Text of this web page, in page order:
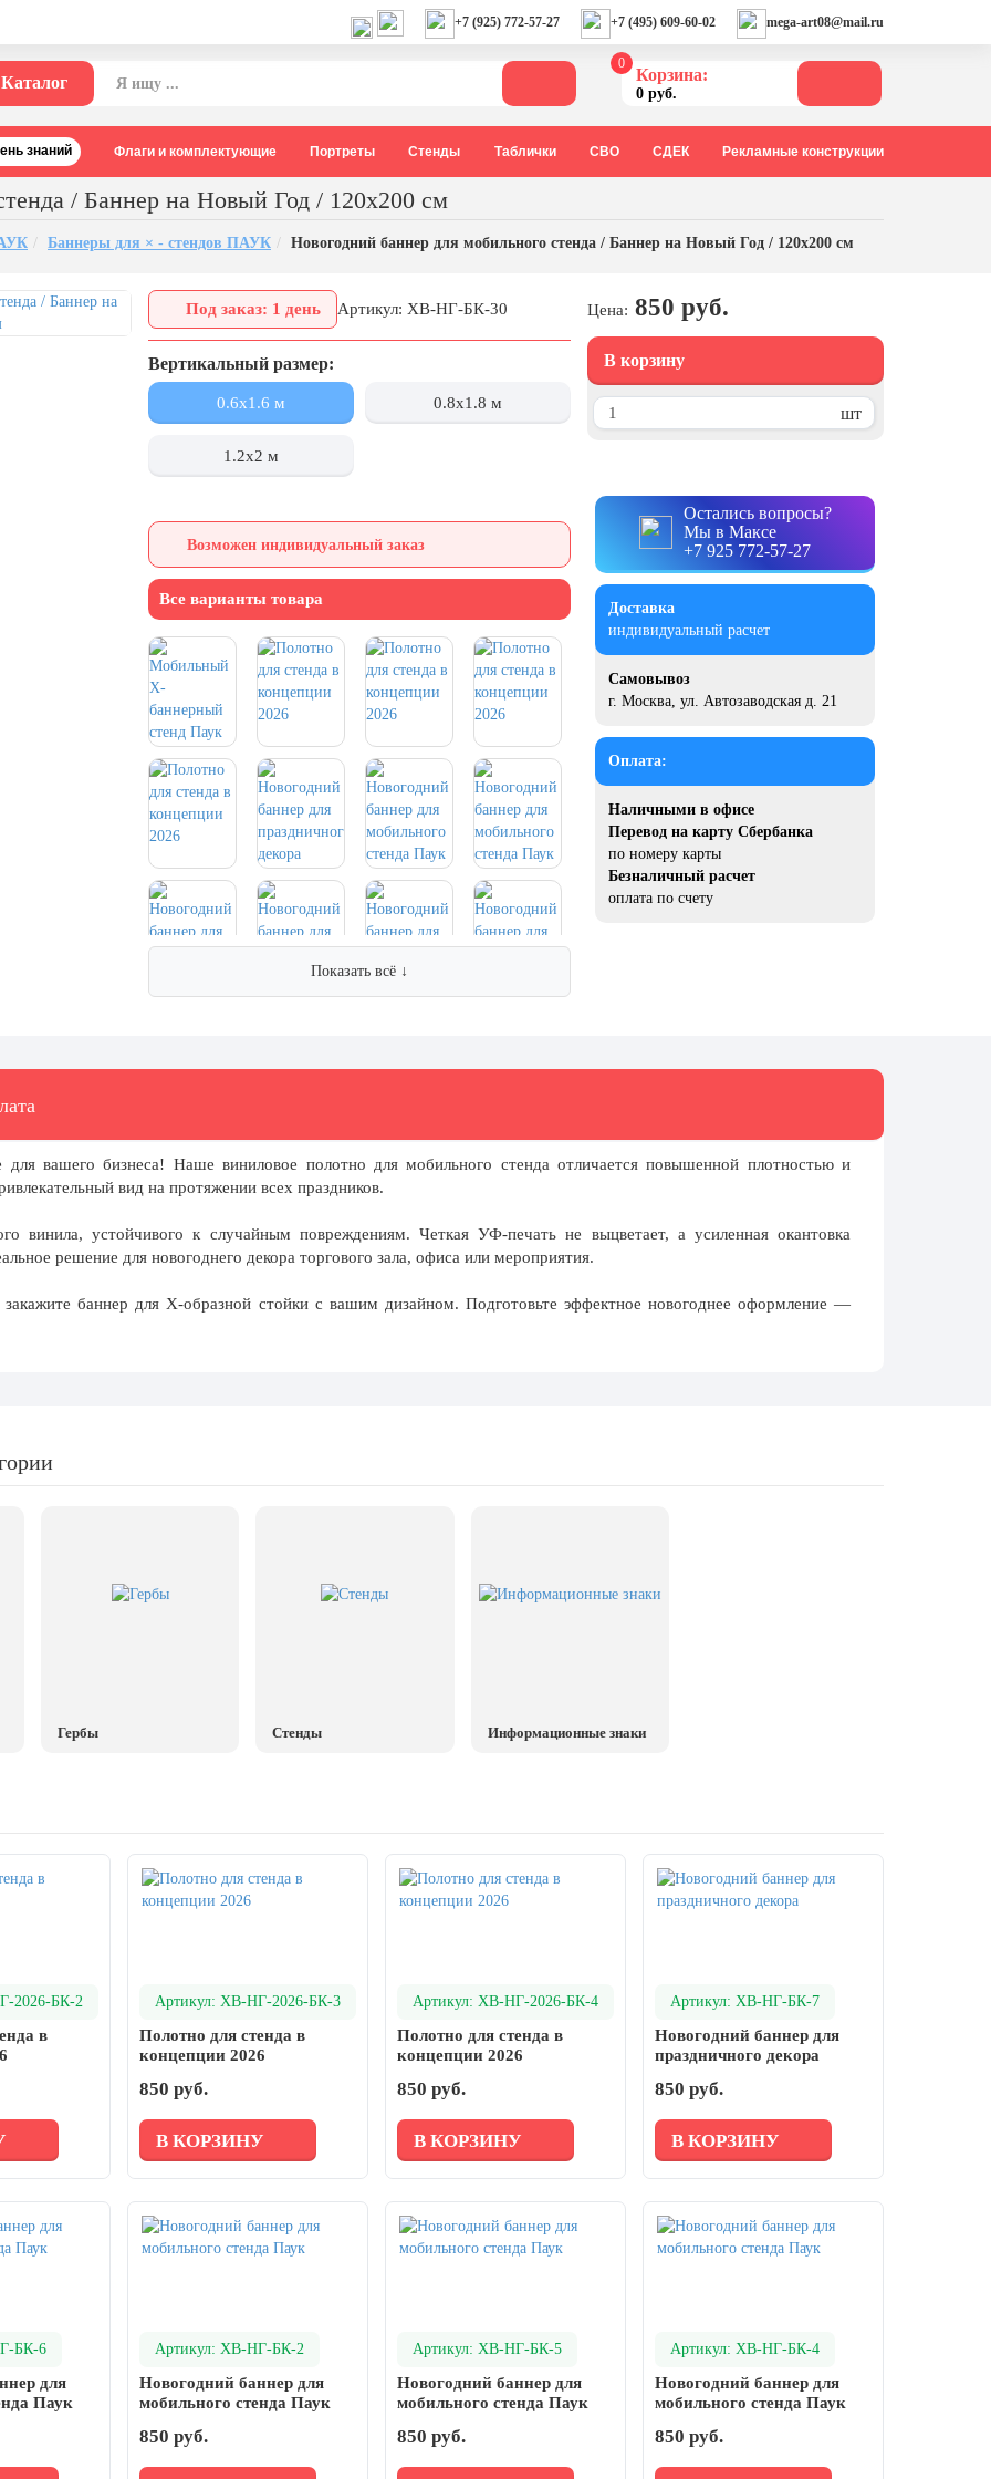
+7 (925) 772-57-27 +7 (495) 609-60-02 mega-art08@mail.ru
Каталог
0
Корзина:
0 руб.
знаний Флаги и комплектующие Портреты Стенды Таблички СВО СДЕК Рекламные конструкции
/ Баннер на Новый Год / 120х200 см
Баннеры для × - стендов ПАУК Новогодний баннер для мобильного стенда / Баннер на Новый Год / 120х200 см
Под заказ: 1 день Артикул: ХВ-НГ-БК-30
Вертикальный размер:
0.6x1.6 м 0.8x1.8 м
1.2x2 м
Возможен индивидуальный заказ
Все варианты товара
Показать всё ↓
Цена: 850 руб.
В корзину
шт
Остались вопросы?
Мы в Максе
+7 925 772-57-27
Доставка
индивидуальный расчет
Самовывоз
г. Москва, ул. Автозаводская д. 21
Оплата:
Наличными в офисе
Перевод на карту Сбербанка
по номеру карты
Безналичный расчет
оплата по счету
для вашего бизнеса! Наше виниловое полотно для мобильного стенда отличается повышенной плотностью и
вид на протяжении всех праздников.
винила, устойчивого к случайным повреждениям. Четкая УФ-печать не выцветает, а усиленная окантовка
решение для новогоднего декора торгового зала, офиса или мероприятия.
закажите баннер для Х-образной стойки с вашим дизайном. Подготовьте эффектное новогоднее оформление —
Гербы Стенды Информационные знаки
2026-БК-2
в
Артикул: ХВ-НГ-2026-БК-3
Полотно для стенда в
концепции 2026
850 руб.
В КОРЗИНУ
Артикул: ХВ-НГ-2026-БК-4
Полотно для стенда в
концепции 2026
850 руб.
В КОРЗИНУ
Артикул: ХВ-НГ-БК-7
Новогодний баннер для
праздничного декора
850 руб.
В КОРЗИНУ
БК-6
для
Паук
Артикул: ХВ-НГ-БК-2
Новогодний баннер для
мобильного стенда Паук
850 руб.
Артикул: ХВ-НГ-БК-5
Новогодний баннер для
мобильного стенда Паук
850 руб.
Артикул: ХВ-НГ-БК-4
Новогодний баннер для
мобильного стенда Паук
850 руб.